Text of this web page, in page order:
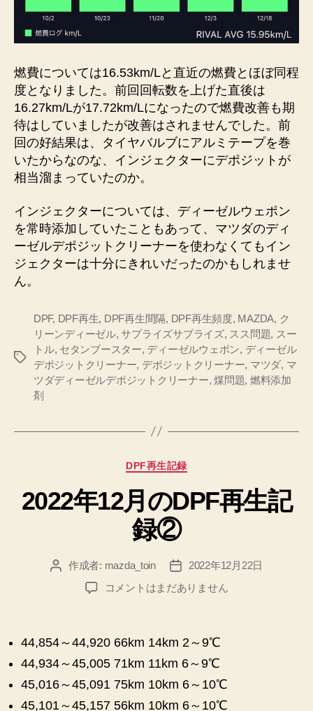
燃費については16.53km/Lと直近の燃費とほぼ同程
度となりました。前回回転数を上げた直後は
16.27km/Lが17.72km/Lになったので燃費改善も期
待はしていましたが改善はされませんでした。前
回の好結果は、タイヤバルブにアルミテープを巻
いたからなのな、インジェクターにデポジットが
相当溜まっていたのか。
インジェクターについては、ディーゼルウェポン
を常時添加していたこともあって、マツダのディ
ーゼルデポジットクリーナーを使わなくてもイン
ジェクターは十分にきれいだったのかもしれませ
ん。
タ
DPF, DPF再生, DPF再生間隔, DPF再生頻度, MAZDA, ク
リーンディーゼル,サプライズサプライズ, スス問題, スー
トル, セタンブースター, ディーゼルウェポン, ディーゼル
デポジットクリーナー, デポジットクリーナー, マツダ, マ
ツダディーゼルデポジットクリーナー,煤問題, 燃料添加
剤
カ
ゴ
リ
ー
DPF再生記録
2022年12月のDPF再生記
録②
投 作成者: mazda_toin
投
稿
日
2022年12月22日
2022
の
DPF
再
コメントはまだありません
44,854～44,920 66km 14km 2～9℃
44,934～45,005 71km 11km 6～9℃
45,016～45,091 75km 10km 6～10℃
45,101～45,157 56km 10km 6～10℃